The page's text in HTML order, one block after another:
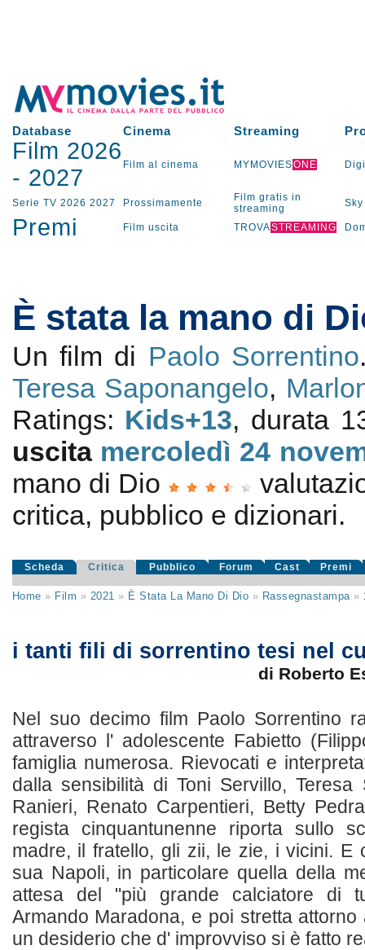
Database Cinema Streaming
Film 2026
- 2027 Film al cinema MYMOVIESONE
Serie TV 2026 2027 Prossimamente
Film gratis in
streaming
Sky
Premi Film uscita TROVASTREAMING
È stata la mano di
Un film di Paolo Sorrentino
Teresa Saponangelo,
Ratings: Kids+13, durata
uscita mercoledì 24
mano di Dio
critica, pubblico e dizionari.
Scheda Critica Pubblico Forum Cast Premi
Home » Film » 2021 » È Stata La Mano Di Dio » Rassegnastampa»
i tanti fili di sorrentino tesi nel
di Roberto
Nel suo decimo film Paolo Sorrentino
attraverso l' adolescente Fabietto
famiglia numerosa. Rievocati e
dalla sensibilità di Toni Servillo, Teresa
Ranieri, Renato Carpentieri, Betty
regista cinquantunenne riporta sullo
madre, il fratello, gli zii, le zie, i vicini. E
sua Napoli, in particolare quella della
attesa del "più grande calciatore di
Armando Maradona, e poi stretta
un desiderio che d' improvviso si è fatto